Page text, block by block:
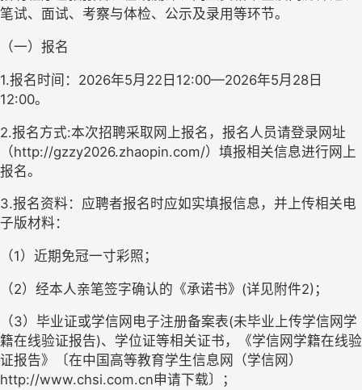
笔试、面试、考察与体检、公示及录用等环节。
（一）报名
1.报名时间： 2026年5月 22 日 12:00—2026年5月 28日
12:00。
2.报名方式:本次招聘采取网上报名，报名人员请登录网址
（http://gzzy2026.zhaopin.com/）填报相关信息进行网上
报名。
3.报名资料：应聘者报名时应如实填报信息，并上传相关电
子版材料：
（1） 近期免冠一寸彩照；
（2）经本人亲笔签字确认的《承诺书》(详见附件2)；
（3） 毕业证或学信网电子注册备案表(未毕业上传学信网学
籍在线验证报告)、学位证等相关证书 ， 《学信网学籍在线验
证报告》〔在中国高等教育学生信息网（学信网）
http://www.chsi.com.cn申请下载〕
；